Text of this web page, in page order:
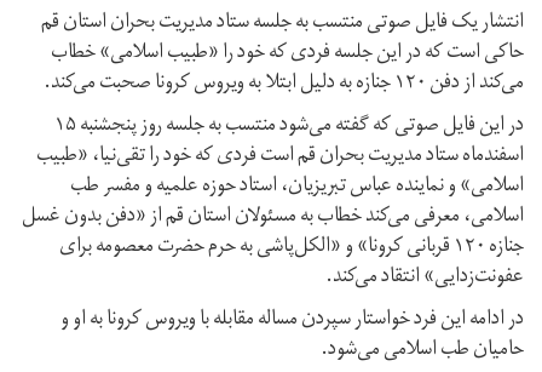
انتشار یک فایل صوتی منتسب به جلسه ستاد مدیریت بحران استان قم
حاکی است که در این جلسه فردی که خود را «‌طبیب اسلامی» خطاب
می‌کند از دفن ۱۲۰ جنازه به دلیل ابتلا به ویروس کرونا صحبت می‌کند.
در این فایل صوتی که گفته می‌شود منتسب به جلسه روز پنجشنبه ۱۵
اسفندماه ستاد مدیریت بحران قم است فردی که خود را تقی‌نیا،‌ «طبیب
اسلامی» و نماینده عباس تبریزیان،‌ استاد حوزه علمیه و مفسر طب
اسلامی، معرفی می‌کند‌ خطاب به مسئولان استان قم از «دفن بدون غسل
جنازه ۱۲۰ قربانی کرونا» و «الکل‌پاشی به حرم حضرت معصومه برای
عفونت‌زدایی» انتقاد می‌کند.
در ادامه این فرد خواستار سپردن مساله مقابله با ویروس کرونا به او و
حامیان طب اسلامی می‌شود.